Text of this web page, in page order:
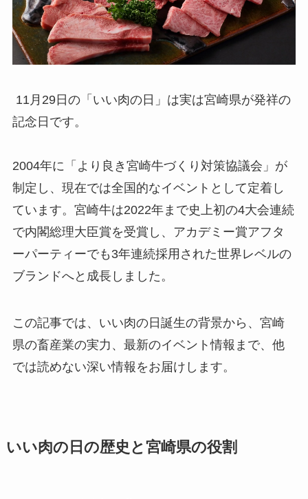
11月29日の「いい肉の日」は実は宮崎県が発祥の
記念日です。
2004年に「より良き宮崎牛づくり対策協議会」が
制定し、現在では全国的なイベントとして定着し
ています。宮崎牛は2022年まで史上初の4大会連続
で内閣総理大臣賞を受賞し、アカデミー賞アフタ
ーパーティーでも3年連続採用された世界レベルの
ブランドへと成長しました。
この記事では、いい肉の日誕生の背景から、宮崎
県の畜産業の実力、最新のイベント情報まで、他
では読めない深い情報をお届けします。
いい肉の日の歴史と宮崎県の役割